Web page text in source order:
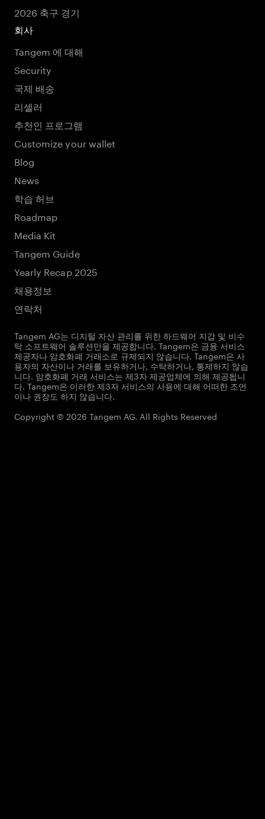
2026 축구 경기
회사
Tangem 에 대해
Security
국제 배송
리셀러
추천인 프로그램
Customize your wallet
Blog
News
학습 허브
Roadmap
Media Kit
Tangem Guide
Yearly Recap 2025
채용정보
연락처
Tangem AG는 디지털 자산 관리를 위한 하드웨어 지갑 및 비수
탁 소프트웨어 솔루션만을 제공합니다. Tangem은 금융 서비스
제공자나 암호화폐 거래소로 규제되지 않습니다. Tangem은 사
용자의 자산이나 거래를 보유하거나, 수탁하거나, 통제하지 않습
니다. 암호화폐 거래 서비스는 제3자 제공업체에 의해 제공됩니
다. Tangem은 이러한 제3자 서비스의 사용에 대해 어떠한 조언
이나 권장도 하지 않습니다.